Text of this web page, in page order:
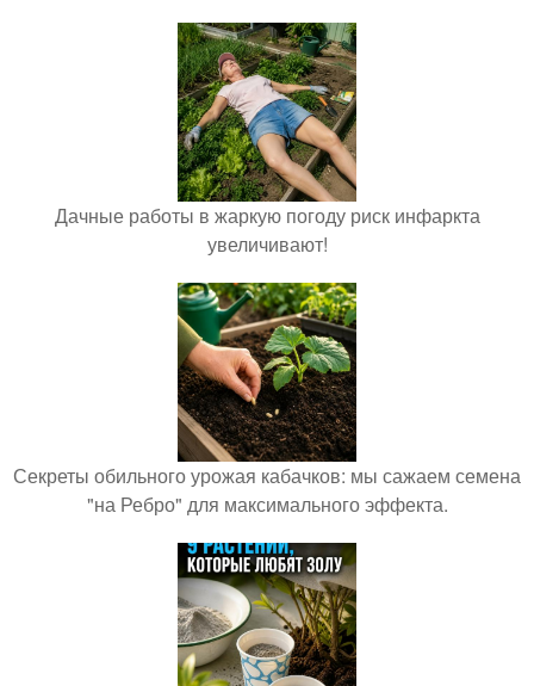
Дачные работы в жаркую погоду риск инфаркта
увеличивают!
Секреты обильного урожая кабачков: мы сажаем семена
"на Ребро" для максимального эффекта.